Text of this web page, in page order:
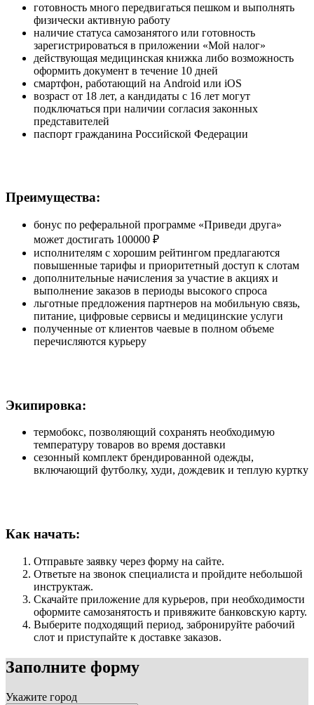
готовность много передвигаться пешком и выполнять
физически активную работу
наличие статуса самозанятого или готовность
зарегистрироваться в приложении «Мой налог»
действующая медицинская книжка либо возможность
оформить документ в течение 10 дней
смартфон, работающий на Android или iOS
возраст от 18 лет, а кандидаты с 16 лет могут
подключаться при наличии согласия законных
представителей
паспорт гражданина Российской Федерации
Преимущества:
бонус по реферальной программе «Приведи друга»
может достигать 100000 ₽
исполнителям с хорошим рейтингом предлагаются
повышенные тарифы и приоритетный доступ к слотам
дополнительные начисления за участие в акциях и
выполнение заказов в периоды высокого спроса
льготные предложения партнеров на мобильную связь,
питание, цифровые сервисы и медицинские услуги
полученные от клиентов чаевые в полном объеме
перечисляются курьеру
Экипировка:
термобокс, позволяющий сохранять необходимую
температуру товаров во время доставки
сезонный комплект брендированной одежды,
включающий футболку, худи, дождевик и теплую куртку
Как начать:
Отправьте заявку через форму на сайте.
Ответьте на звонок специалиста и пройдите небольшой
инструктаж.
Скачайте приложение для курьеров, при необходимости
оформите самозанятость и привяжите банковскую карту.
Выберите подходящий период, забронируйте рабочий
слот и приступайте к доставке заказов.
Заполните форму
Укажите город